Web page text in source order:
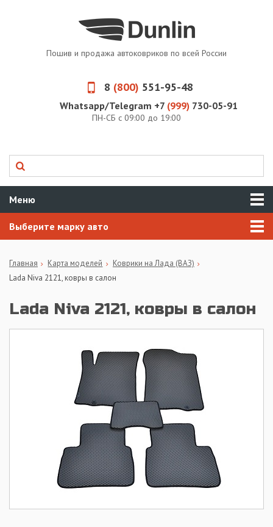
Пошив и продажа автоковриков по всей России
8 (800) 551-95-48
Whatsapp/Telegram +7 (999) 730-05-91
ПН-СБ с 09:00 до 19:00
Меню
Выберите марку авто
Главная Карта моделей
Коврики на Лада (ВАЗ)
Lada Niva 2121, ковры в салон
Lada Niva 2121, ковры в салон